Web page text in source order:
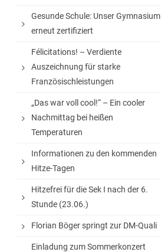
Gesunde Schule: Unser Gymnasium
erneut zertifiziert
Félicitations! – Verdiente
Auszeichnung für starke
Französischleistungen
„Das war voll cool!“ – Ein cooler
Nachmittag bei heißen
Temperaturen
Informationen zu den kommenden
Hitze-Tagen
Hitzefrei für die Sek I nach der 6.
Stunde (23.06.)
Florian Böger springt zur DM-Quali
Einladung zum Sommerkonzert